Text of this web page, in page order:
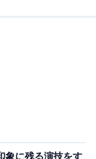
らに、
ラマ『龍馬
った者たち
象に残る演技をす